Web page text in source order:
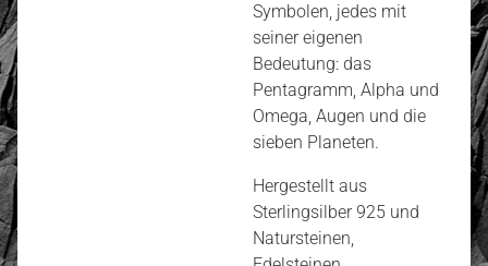
Symbolen, jedes mit
seiner eigenen
Bedeutung: das
Pentagramm, Alpha und
Omega, Augen und die
sieben Planeten.
Hergestellt aus
Sterlingsilber 925 und
Natursteinen,